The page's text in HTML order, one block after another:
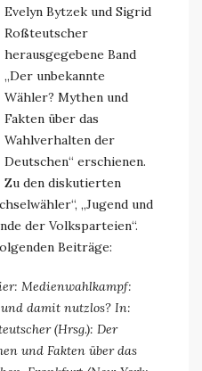
Evelyn Bytzek und Sigrid
Roßteutscher
herausgegebene Band
„Der unbekannte
Wähler? Mythen und
Fakten über das
Wahlverhalten der
Deutschen“ erschienen.
Zu den diskutierten
„Jugend und
der Volksparteien“.
Beiträge:
Medienwahlkampf:
damit nutzlos? In:
(Hrsg.): Der
und Fakten über das